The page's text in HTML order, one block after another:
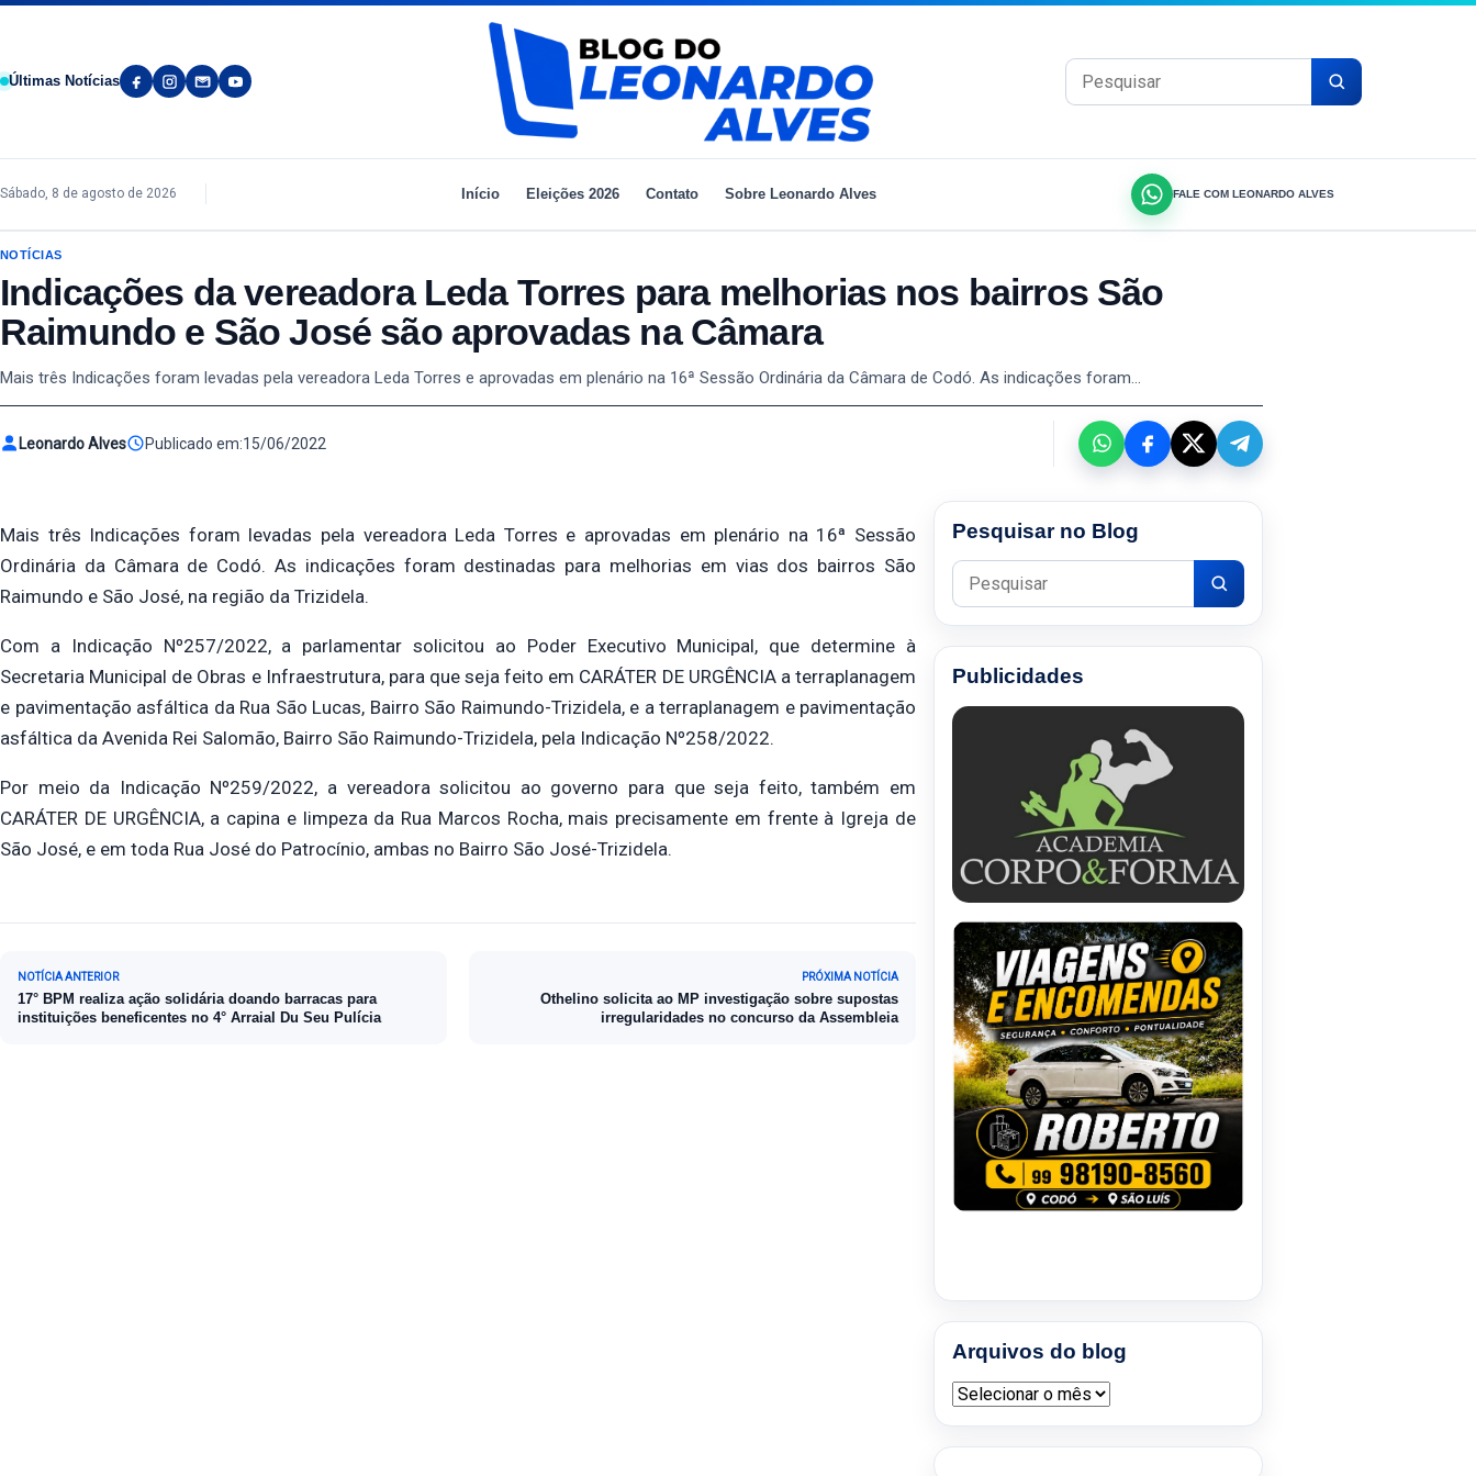
Pular para o conteúdo
Últimas Notícias Pesquisar por:
Sábado, 8 de agosto de 2026 Início Eleições 2026 Contato Sobre Leonardo Alves FALE COM LEONARDO ALVES
NOTÍCIAS
Indicações da vereadora Leda Torres para melhorias nos bairros São
Raimundo e São José são aprovadas na Câmara
Mais três Indicações foram levadas pela vereadora Leda Torres e aprovadas em plenário na 16ª Sessão Ordinária da Câmara de Codó. As indicações foram…
Leonardo Alves Publicado em:15/06/2022
Mais três Indicações foram levadas pela vereadora Leda Torres e aprovadas em plenário na 16ª Sessão
Ordinária da Câmara de Codó. As indicações foram destinadas para melhorias em vias dos bairros São
Raimundo e São José, na região da Trizidela.
Com a Indicação Nº257/2022, a parlamentar solicitou ao Poder Executivo Municipal, que determine à
Secretaria Municipal de Obras e Infraestrutura, para que seja feito em CARÁTER DE URGÊNCIA a terraplanagem
e pavimentação asfáltica da Rua São Lucas, Bairro São Raimundo-Trizidela, e a terraplanagem e pavimentação
asfáltica da Avenida Rei Salomão, Bairro São Raimundo-Trizidela, pela Indicação Nº258/2022.
Por meio da Indicação Nº259/2022, a vereadora solicitou ao governo para que seja feito, também em
CARÁTER DE URGÊNCIA, a capina e limpeza da Rua Marcos Rocha, mais precisamente em frente à Igreja de
São José, e em toda Rua José do Patrocínio, ambas no Bairro São José-Trizidela.
Navegação de Post
NOTÍCIA ANTERIOR
17° BPM realiza ação solidária doando barracas para
instituições beneficentes no 4° Arraial Du Seu Pulícia
PRÓXIMA NOTÍCIA
Othelino solicita ao MP investigação sobre supostas
irregularidades no concurso da Assembleia
Pesquisar no Blog
Pesquisar por:
Publicidades
Arquivos do blog
Arquivos do blog